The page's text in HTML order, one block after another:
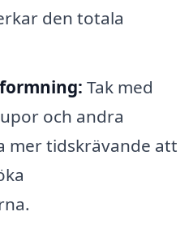
den totala
Tak med
och andra
mer tidskrävande att